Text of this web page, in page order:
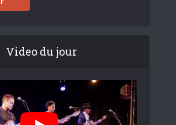
Video du jour